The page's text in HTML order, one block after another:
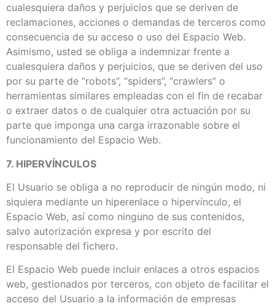
cualesquiera daños y perjuicios que se deriven de
reclamaciones, acciones o demandas de terceros como
consecuencia de su acceso o uso del Espacio Web.
Asimismo, usted se obliga a indemnizar frente a
cualesquiera daños y perjuicios, que se deriven del uso
por su parte de “robots”, “spiders”, “crawlers” o
herramientas similares empleadas con el fin de recabar
o extraer datos o de cualquier otra actuación por su
parte que imponga una carga irrazonable sobre el
funcionamiento del Espacio Web.
7. HIPERVÍNCULOS
El Usuario se obliga a no reproducir de ningún modo, ni
siquiera mediante un hiperenlace o hipervínculo, el
Espacio Web, así como ninguno de sus contenidos,
salvo autorización expresa y por escrito del
responsable del fichero.
El Espacio Web puede incluir enlaces a otros espacios
web, gestionados por terceros, con objeto de facilitar el
acceso del Usuario a la información de empresas